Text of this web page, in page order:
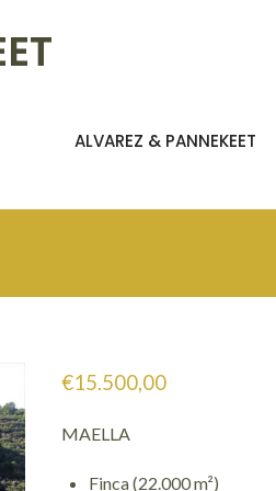
ALVAREZ & PANNEKEET
€15.500,00
MAELLA
Finca (22.000 m²)